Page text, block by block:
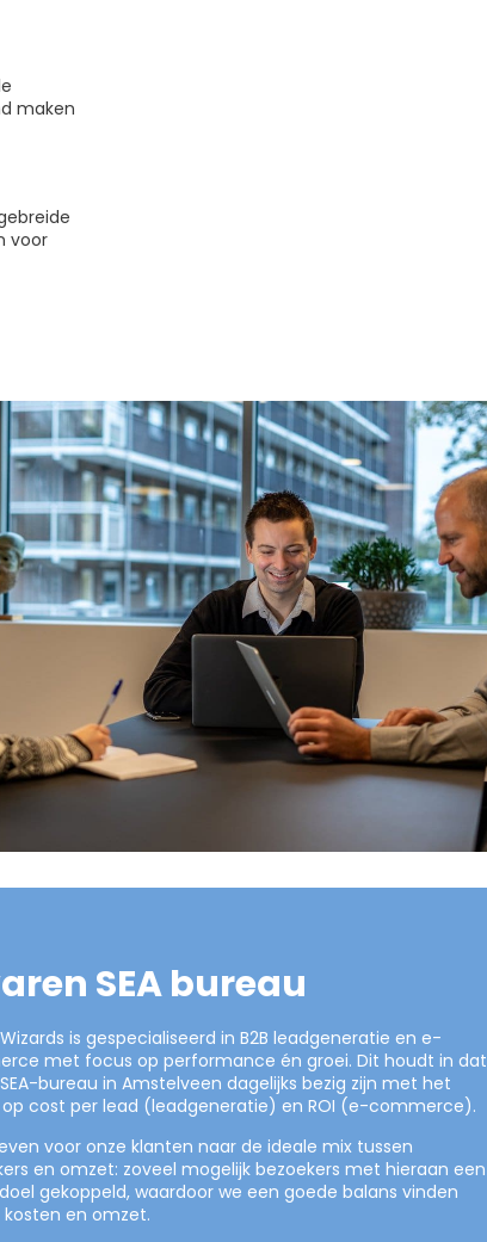
maken
voor
SEA bureau
is gespecialiseerd in B2B leadgeneratie en e-
met focus op performance én groei. Dit houdt in dat
bureau in Amstelveen dagelijks bezig zijn met het
cost per lead (leadgeneratie) en ROI (e-commerce).
voor onze klanten naar de ideale mix tussen
en omzet: zoveel mogelijk bezoekers met hieraan een
gekoppeld, waardoor we een goede balans vinden
kosten en omzet.